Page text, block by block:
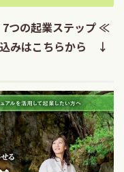
7つの起業ステップ ≪
みはこちらから ↓